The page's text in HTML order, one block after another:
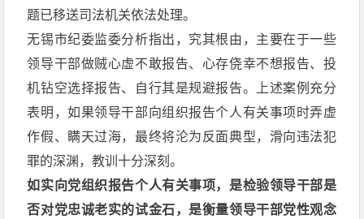
题已移送司法机关依法处理。
无锡市纪委监委分析指出，究其根由，主要在于一些
领导干部做贼心虚不敢报告、心存侥幸不想报告、投
机钻空选择报告、自行其是规避报告。上述案例充分
表明，如果领导干部向组织报告个人有关事项时弄虚
作假、瞒天过海，最终将沦为反面典型，滑向违法犯
罪的深渊，教训十分深刻。
如实向党组织报告个人有关事项，是检验领导干部是
否对党忠诚老实的试金石，是衡量领导干部党性观念